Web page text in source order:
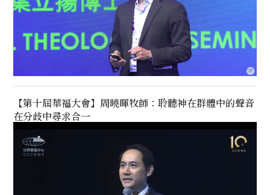
【第十屆華福大會】周曉暉牧師：聆聽神在群體中的聲音
在分歧中尋求合一